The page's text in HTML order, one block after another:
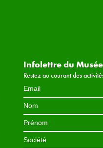
Infolettre du
Restez au courant des